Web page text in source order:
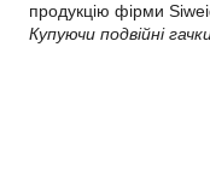
продукцію фірми
Купуючи подвійні